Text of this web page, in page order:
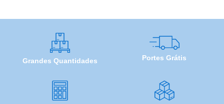
Grandes Quantidades Portes Grátis